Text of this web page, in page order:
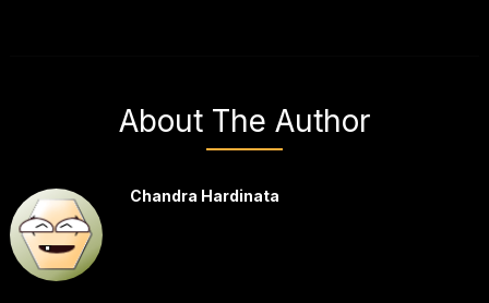
About The Author
Chandra Hardinata